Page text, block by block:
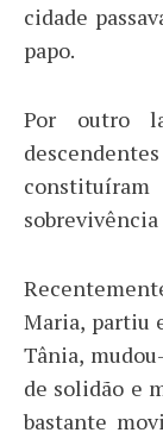
cidade
papo.
Por outro
Maria, partiu
Tânia,
de solidão e
bastante